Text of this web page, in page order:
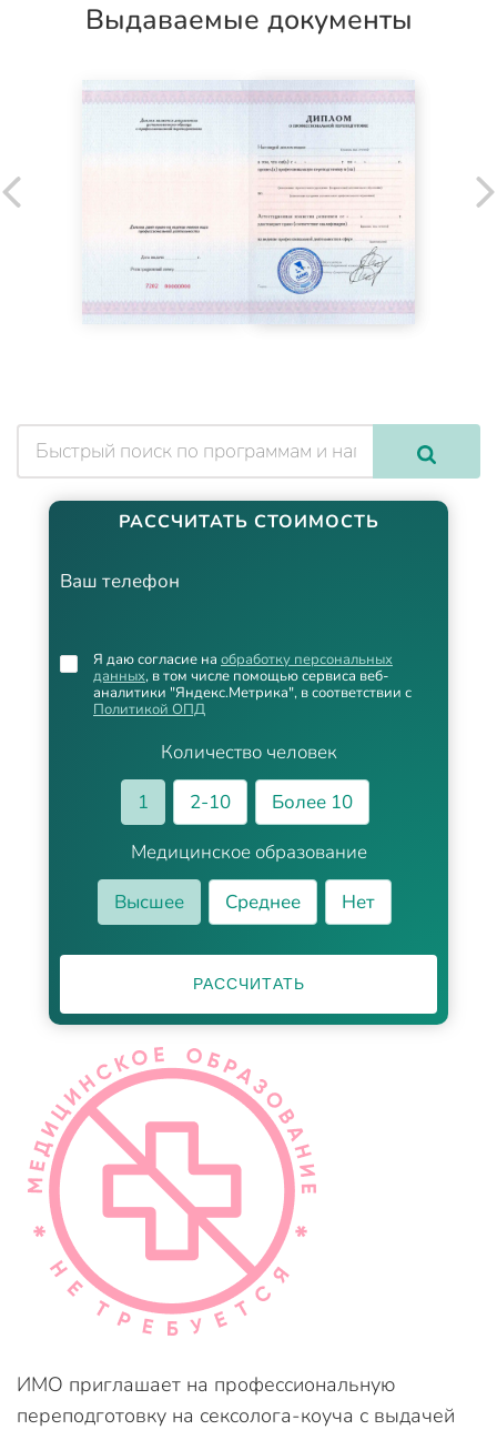
Выдаваемые документы
РАССЧИТАТЬ СТОИМОСТЬ
Ваш телефон
Количество человек
1
2-10
Более 10
Медицинское образование
Высшее
Среднее Нет
Я даю согласие на обработку персональных
данных, в том числе помощью сервиса веб-
аналитики "Яндекс.Метрика", в соответствии с
Политикой ОПД
РАССЧИТАТЬ
ИМО приглашает на профессиональную
переподготовку на сексолога-коуча с выдачей